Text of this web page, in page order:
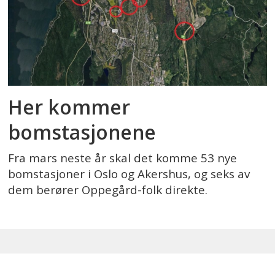
Her kommer
bomstasjonene
Fra mars neste år skal det komme 53 nye
bomstasjoner i Oslo og Akershus, og seks av
dem berører Oppegård-folk direkte.